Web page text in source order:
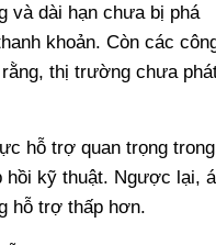
và dài hạn chưa bị phá
khoản. Còn các
thị trường chưa
hỗ trợ quan trọng trong
hồi kỹ thuật. Ngược lại,
hỗ trợ thấp hơn.